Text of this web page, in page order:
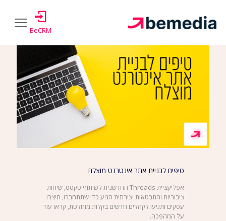
BeCRM
Show all
טיפים לבניית אתר אינטרנט מוצלח
אפליקציית Threads החדשנית לשיתוף טקסט, שיחות
ציבוריות והתבטאות יצירתית הגיע כדי שתתחברו, תיצרו
עסקים ותגיעו לקהלים חדשים בקלות מוחלטת, קראו עוד
על המהפכה.